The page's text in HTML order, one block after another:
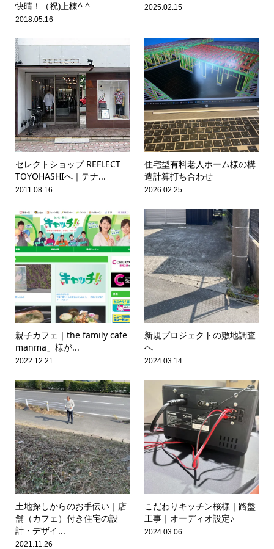
快晴！（祝)上棟^ ^
2018.05.16
2025.02.15
セレクトショップ REFLECT
TOYOHASHIへ｜テナ...
2011.08.16
住宅型有料老人ホーム様の構
造計算打ち合わせ
2026.02.25
親子カフェ｜the family cafe
manma」様が...
2022.12.21
新規プロジェクトの敷地調査
へ
2024.03.14
土地探しからのお手伝い｜店
舗（カフェ）付き住宅の設
計・デザイ...
2021.11.26
こだわりキッチン桜様｜路盤
工事｜オーディオ設定♪
2024.03.06